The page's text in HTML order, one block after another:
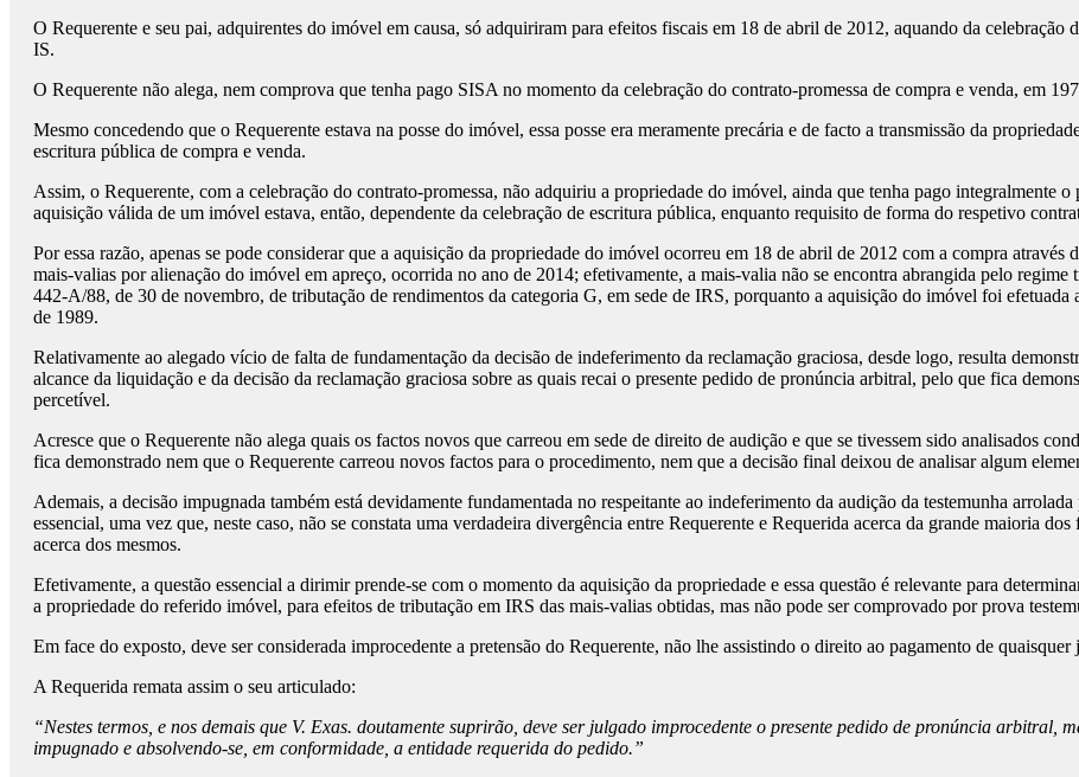
O Requerente e seu pai, adquirentes do imóvel em causa, só adquiriram para efeitos fiscais em 18 de abril de 2012, aquando da
IS.
O Requerente não alega, nem comprova que tenha pago SISA no momento da celebração do contrato-promessa de compra e venda, em
Mesmo concedendo que o Requerente estava na posse do imóvel, essa posse era meramente precária e de facto a transmissão da
escritura pública de compra e venda.
Assim, o Requerente, com a celebração do contrato-promessa, não adquiriu a propriedade do imóvel, ainda que tenha pago integralmente
aquisição válida de um imóvel estava, então, dependente da celebração de escritura pública, enquanto requisito de forma do respetivo
Por essa razão, apenas se pode considerar que a aquisição da propriedade do imóvel ocorreu em 18 de abril de 2012 com a compra através
mais-valias por alienação do imóvel em apreço, ocorrida no ano de 2014; efetivamente, a mais-valia não se encontra abrangida pelo
442-A/88, de 30 de novembro, de tributação de rendimentos da categoria G, em sede de IRS, porquanto a aquisição do imóvel foi
de 1989.
Relativamente ao alegado vício de falta de fundamentação da decisão de indeferimento da reclamação graciosa, desde logo, resulta
alcance da liquidação e da decisão da reclamação graciosa sobre as quais recai o presente pedido de pronúncia arbitral, pelo que fica
percetível.
Acresce que o Requerente não alega quais os factos novos que carreou em sede de direito de audição e que se tivessem sido analisados
fica demonstrado nem que o Requerente carreou novos factos para o procedimento, nem que a decisão final deixou de analisar algum
Ademais, a decisão impugnada também está devidamente fundamentada no respeitante ao indeferimento da audição da testemunha
essencial, uma vez que, neste caso, não se constata uma verdadeira divergência entre Requerente e Requerida acerca da grande maioria
acerca dos mesmos.
Efetivamente, a questão essencial a dirimir prende-se com o momento da aquisição da propriedade e essa questão é relevante para
a propriedade do referido imóvel, para efeitos de tributação em IRS das mais-valias obtidas, mas não pode ser comprovado por prova
Em face do exposto, deve ser considerada improcedente a pretensão do Requerente, não lhe assistindo o direito ao pagamento de
A Requerida remata assim o seu articulado:
“Nestes termos, e nos demais que V. Exas. doutamente suprirão, deve ser julgado improcedente o presente pedido de pronúncia
impugnado e absolvendo-se, em conformidade, a entidade requerida do pedido.”